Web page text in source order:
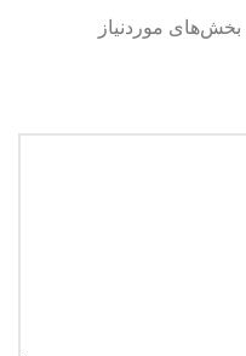
بخش‌های موردنیاز